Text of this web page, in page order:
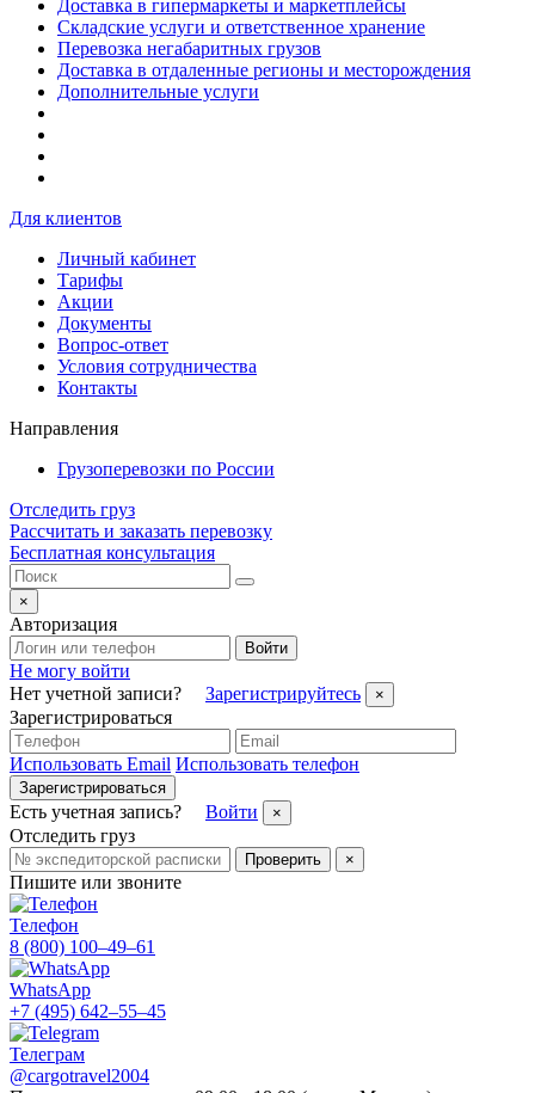
Доставка в гипермаркеты и маркетплейсы
Складские услуги и ответственное хранение
Перевозка негабаритных грузов
Доставка в отдаленные регионы и месторождения
Дополнительные услуги
Для клиентов
Личный кабинет
Тарифы
Акции
Документы
Вопрос-ответ
Условия сотрудничества
Контакты
Направления
Грузоперевозки по России
Отследить груз
Рассчитать и заказать перевозку
Бесплатная консультация
×
Авторизация
Войти
Не могу войти
Нет учетной записи?
Зарегистрируйтесь ×
Зарегистрироваться
Использовать Email Использовать телефон
Зарегистрироваться
Есть учетная запись? Войти ×
Отследить груз
Проверить ×
Пишите или звоните
Телефон
8 (800) 100–49–61
WhatsApp
+7 (495) 642–55–45
Телеграм
@cargotravel2004